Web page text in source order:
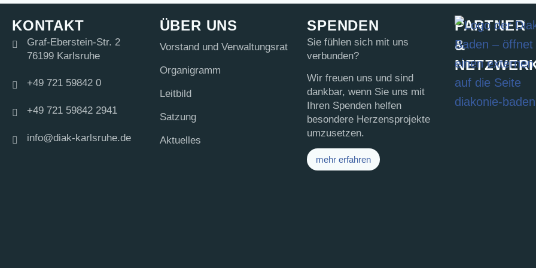
KONTAKT
Graf-Eberstein-Str. 2
76199 Karlsruhe
+49 721 59842 0
+49 721 59842 2941
info@diak-karlsruhe.de
ÜBER UNS
Vor­stand und Verwaltungsrat
Orga­ni­gramm
Leit­bild
Sat­zung
Aktu­el­les
SPENDEN
Sie fühlen sich mit uns
verbunden?
Wir freuen uns und sind
dankbar, wenn Sie uns mit
Ihren Spenden helfen
besondere Herzensprojekte
umzusetzen.
mehr erfahren
PARTNER
&